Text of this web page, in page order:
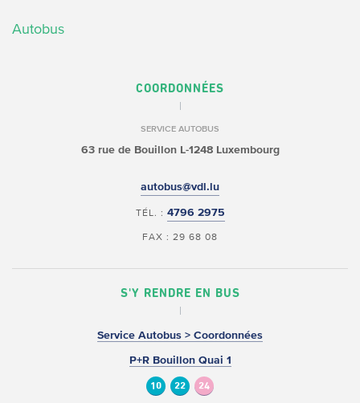
Autobus
COORDONNÉES
SERVICE AUTOBUS
63 rue de BouillonL-1248 Luxembourg
autobus@vdl.lu
TÉL. : 4796 2975
FAX : 29 68 08
S'Y RENDRE EN BUS
Service Autobus > Coordonnées
P+R Bouillon Quai 1
10 22 24